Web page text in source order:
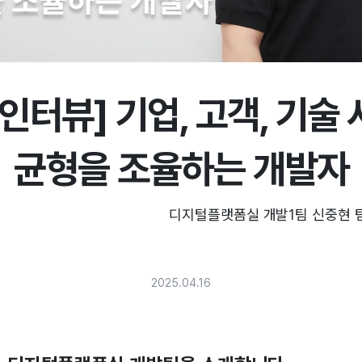
터뷰] 기업, 고객, 기술
균형을 조율하는 개발자
2025.04.16